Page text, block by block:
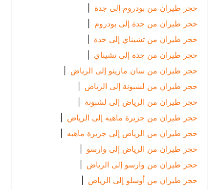
حجز طيران من بودروم إلى جدة
حجز طيران من جدة إلى بودروم |
حجز طيران من تشيناي إلى جدة
حجز طيران من جدة إلى تشيناي |
حجز طيران من سان مارينو إلى الرياض
|
حجز طيران من لشبونة إلى الرياض
|
حجز طيران من الرياض إلى لشبونة |
حجز طيران من جزيرة ماهيه إلى الرياض
|
حجز طيران من الرياض إلى جزيرة ماهيه |
حجز طيران من الرياض إلى وارسو
|
حجز طيران من وارسو إلى الرياض
|
حجز طيران من أوسلو إلى الرياض
|